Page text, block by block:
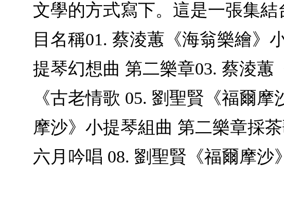
文學的方式寫下。這是一張集
目名稱01. 蔡淩蕙《海翁樂繪》
提琴幻想曲 第二樂章03. 蔡淩蕙
《古老情歌 05. 劉聖賢《福爾
摩沙》小提琴組曲 第二樂章採
六月吟唱 08. 劉聖賢《福爾摩沙